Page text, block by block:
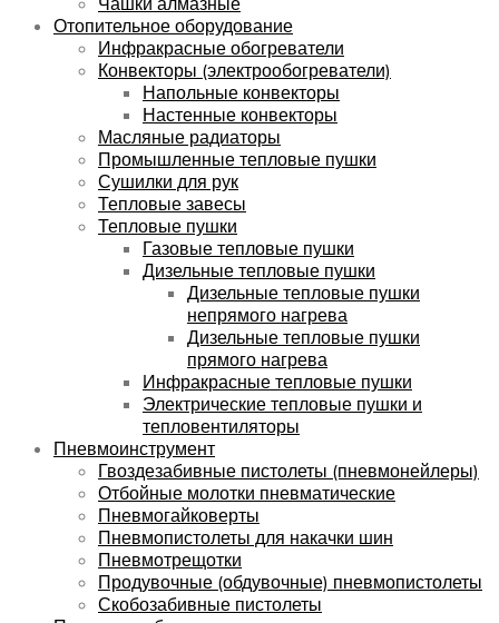
Отопительное оборудование
Инфракрасные обогреватели
Конвекторы (электрообогреватели)
Напольные конвекторы
Настенные конвекторы
Масляные радиаторы
Промышленные тепловые пушки
Сушилки для рук
Тепловые завесы
Тепловые пушки
Газовые тепловые пушки
Дизельные тепловые пушки
Дизельные тепловые пушки
непрямого нагрева
Дизельные тепловые пушки
прямого нагрева
Инфракрасные тепловые пушки
Электрические тепловые пушки и
тепловентиляторы
Пневмоинструмент
Гвоздезабивные пистолеты (пневмонейлеры)
Отбойные молотки пневматические
Пневмогайковерты
Пневмопистолеты для накачки шин
Пневмотрещотки
Продувочные (обдувочные) пневмопистолеты
Скобозабивные пистолеты